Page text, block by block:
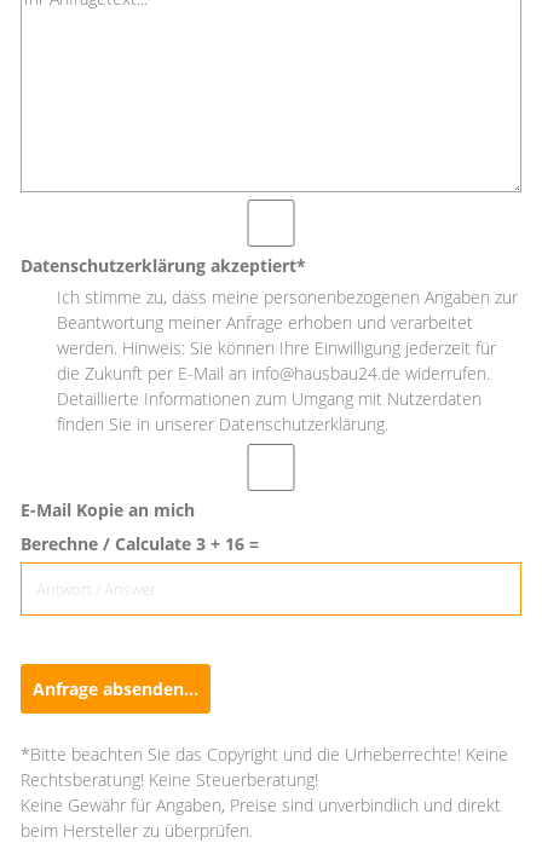
Datenschutzerklärung akzeptiert*
Ich stimme zu, dass meine personenbezogenen Angaben zur
Beantwortung meiner Anfrage erhoben und verarbeitet
werden. Hinweis: Sie können Ihre Einwilligung jederzeit für
die Zukunft per E-Mail an info@hausbau24.de widerrufen.
Detaillierte Informationen zum Umgang mit Nutzerdaten
finden Sie in unserer Datenschutzerklärung.
E-Mail Kopie an mich
Berechne / Calculate 3 + 16 =
Anfrage absenden...
*Bitte beachten Sie das Copyright und die Urheberrechte! Keine
Rechtsberatung! Keine Steuerberatung!
Keine Gewähr für Angaben, Preise sind unverbindlich und direkt
beim Hersteller zu überprüfen.